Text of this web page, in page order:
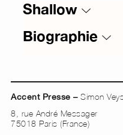
Shallow
Biographie
Accent Presse –Simon
8, rue André Messager
75018 Paris (France)